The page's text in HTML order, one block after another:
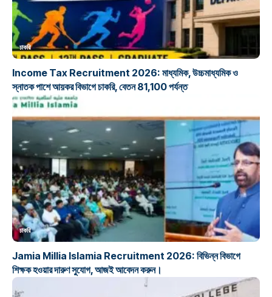
চাকরি
Income Tax Recruitment 2026: মাধ্যমিক, উচ্চমাধ্যমিক ও
স্নাতক পাশে আয়কর বিভাগে চাকরি, বেতন 81,100 পর্যন্ত
চাকরি
Jamia Millia Islamia Recruitment 2026: বিভিন্ন বিভাগে
শিক্ষক হওয়ার দারুণ সুযোগ, আজই আবেদন করুন।